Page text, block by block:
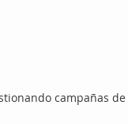
campañas de